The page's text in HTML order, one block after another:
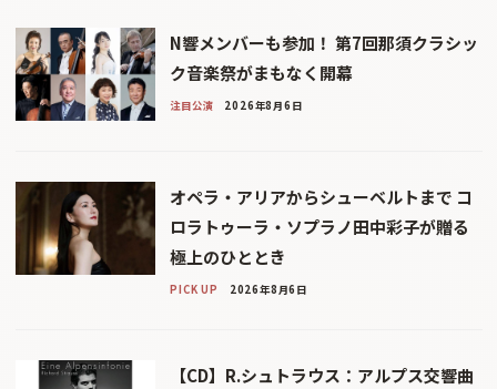
N響メンバーも参加！ 第7回那須クラシッ
ク音楽祭がまもなく開幕
注目公演 2026年8月6日
オペラ・アリアからシューベルトまで コ
ロラトゥーラ・ソプラノ田中彩子が贈る
極上のひととき
PICK UP 2026年8月6日
【CD】R.シュトラウス：アルプス交響曲